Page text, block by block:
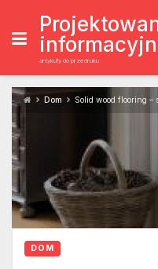
content
artykuły do przedruku
Dom Solid wood flooring –
DOM